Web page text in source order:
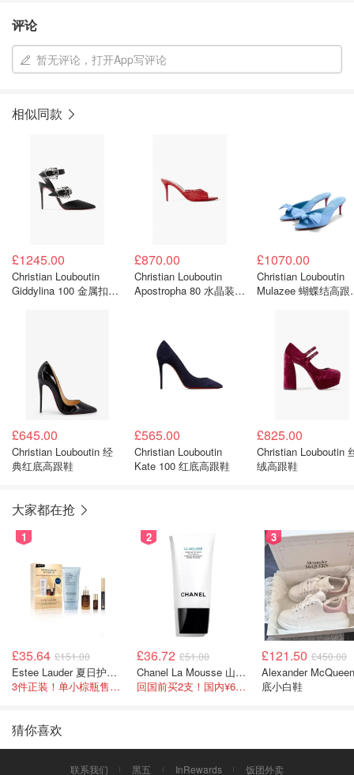
评论
暂无评论，打开App写评论
相似同款
£1245.00
Christian Louboutin
Giddylina 100 金属扣牛
£870.00
Christian Louboutin
Apostropha 80 水晶装饰
£1070.00
Christian Louboutin
Mulazee 蝴蝶结高跟
£645.00
Christian Louboutin 经
典红底高跟鞋
£565.00
Christian Louboutin
Kate 100 红底高跟鞋
£825.00
Christian Louboutin
绒高跟鞋
大家都在抢
1
£35.64 £151.00
Estee Lauder 夏日护肤彩妆礼盒
3件正装！单小棕瓶售价就要£65！
2
£36.72 £51.00
Chanel La Mousse 山茶洁面乳 150ml
回国前买2支！国内¥620！立省近一半！
3
£121.50 £450.00
Alexander
底小白鞋
猜你喜欢
联系我们 黑五 InRewards 饭团外卖